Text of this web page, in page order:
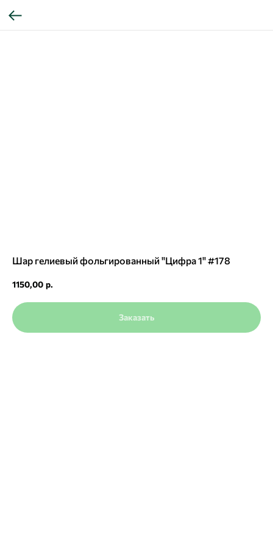
Шар гелиевый фольгированный "Цифра 1" #178
1150,00 р.
Заказать